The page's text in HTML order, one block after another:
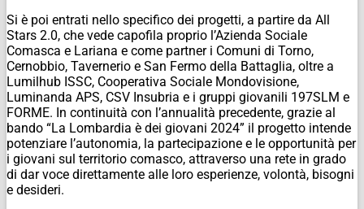
Si è poi entrati nello specifico dei progetti, a partire da All
Stars 2.0, che vede capofila proprio l’Azienda Sociale
Comasca e Lariana e come partner i Comuni di Torno,
Cernobbio, Tavernerio e San Fermo della Battaglia, oltre a
Lumilhub ISSC, Cooperativa Sociale Mondovisione,
Luminanda APS, CSV Insubria e i gruppi giovanili 197SLM e
FORME. In continuità con l’annualità precedente, grazie al
bando “La Lombardia è dei giovani 2024” il progetto intende
potenziare l’autonomia, la partecipazione e le opportunità per
i giovani sul territorio comasco, attraverso una rete in grado
di dar voce direttamente alle loro esperienze, volontà, bisogni
e desideri.